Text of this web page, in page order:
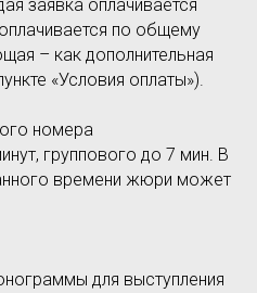
заявка оплачивается
по общему
– как дополнительная
«Условия оплаты»).
номера
группового до 7 мин. В
времени жюри может
для выступления